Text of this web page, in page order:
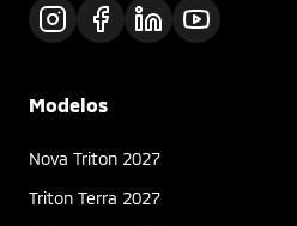
Modelos
Nova Triton 2027
Triton Terra 2027